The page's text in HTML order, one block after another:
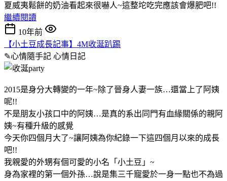
夏威夷鬆餅的奶油看起來很嚇人~這整坨吃完應該會爆肥吧!!
繼續閱讀
10年前
【小土豆成長記事】4M收涎趴踢
✎心情隨手記 心情日記
2015是身分大轉變的一年~除了晉身人妻一族…還當上了阿姨
呢!!
不是朋友小孩口中的阿姨…是真的系出同門有血緣關係的親阿
姨~有種升級的感覺
今天你四個月大了~讓阿姨為你紀錄一下這四個月以來的成長
吧!!
我親愛的外甥有個可愛的小名「小土豆」~
身為家裡的第一個外孫…說是集三千寵愛於一身一點也不為過